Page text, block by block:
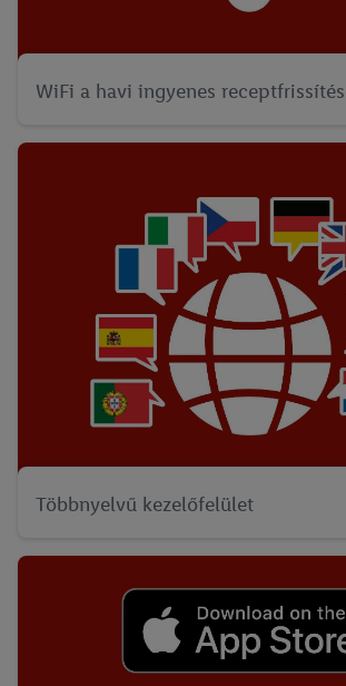
WiFi a havi ingyenes
Többnyelvű kezelőfelület